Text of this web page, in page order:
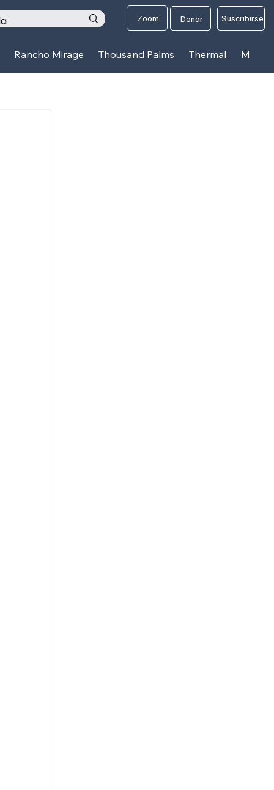
Rancho Mirage Thousand Palms Thermal Mecca
Zoom Donar Suscribirse